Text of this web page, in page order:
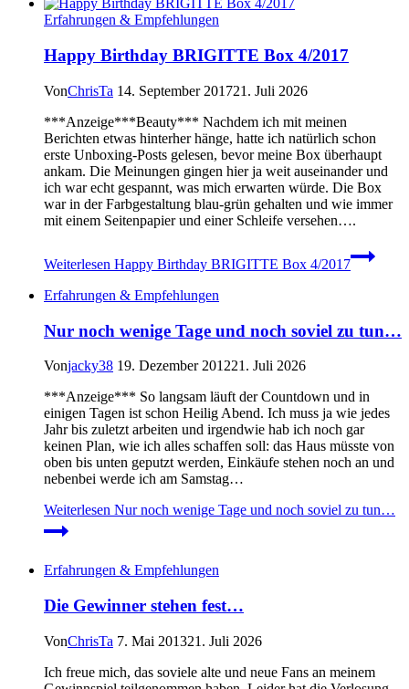
Erfahrungen & Empfehlungen
Happy Birthday BRIGITTE Box 4/2017
VonChrisTa 14. September 201721. Juli 2026
***Anzeige***Beauty*** Nachdem ich mit meinen
Berichten etwas hinterher hänge, hatte ich natürlich schon
erste Unboxing-Posts gelesen, bevor meine Box überhaupt
ankam. Die Meinungen gingen hier ja weit auseinander und
ich war echt gespannt, was mich erwarten würde. Die Box
war in der Farbgestaltung blau-grün gehalten und wie immer
mit einem Seitenpapier und einer Schleife versehen….
Weiterlesen Happy Birthday BRIGITTE Box 4/2017
Erfahrungen & Empfehlungen
Nur noch wenige Tage und noch soviel zu tun…
Vonjacky38 19. Dezember 201221. Juli 2026
***Anzeige*** So langsam läuft der Countdown und in
einigen Tagen ist schon Heilig Abend. Ich muss ja wie jedes
Jahr bis zuletzt arbeiten und irgendwie hab ich noch gar
keinen Plan, wie ich alles schaffen soll: das Haus müsste von
oben bis unten geputzt werden, Einkäufe stehen noch an und
nebenbei werde ich am Samstag…
Weiterlesen Nur noch wenige Tage und noch soviel zu tun…
Erfahrungen & Empfehlungen
Die Gewinner stehen fest…
VonChrisTa 7. Mai 201321. Juli 2026
Ich freue mich, das soviele alte und neue Fans an meinem